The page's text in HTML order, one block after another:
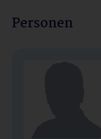
Personen